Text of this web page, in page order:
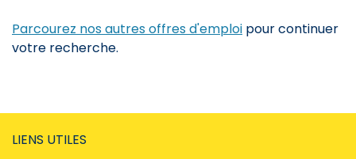
Parcourez nos autres offres d'emploi pour continuer
votre recherche.
LIENS UTILES